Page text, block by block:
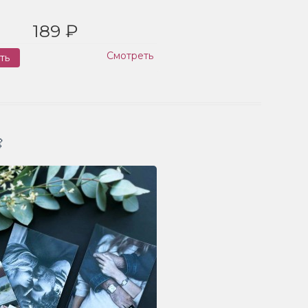
189 ₽
Смотреть